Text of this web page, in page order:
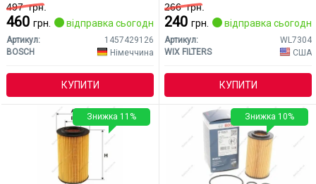
497грн.
460 грн. відправка сьогодні
Артикул:
1457429126
BOSCH
Німеччина
КУПИТИ
266грн.
240 грн. відправка сьогодні
Артикул:
WL7304
WIX FILTERS
США
КУПИТИ
Знижка 11% Знижка 10%